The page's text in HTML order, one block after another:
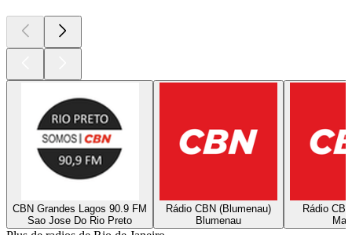
CBN Grandes Lagos 90.9 FM
Sao Jose Do Rio Preto
Rádio CBN (Blumenau)
Blumenau
Rádio